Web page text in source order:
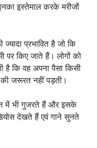
इस्तेमाल करके मरीजों
प्रभावित है जो कि
पर किए जाते हैं। लोगों को
है कि वह अपना पैसा किसी
जरूरत नहीं पड़ती।
में भी गुजरते हैं और इसके
देखते हैं एवं गाने सुनते